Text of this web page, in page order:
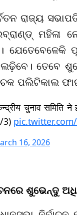
ରାଜ୍ୟ
ମହିଳା
ତେବେ
ପଲିଟିକାଲ
चुनाव समिति
3) pic.twitter.com/
16, 2026
ଶୁଭେନ୍ଦୁ